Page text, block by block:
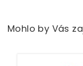
Mohlo by Vás